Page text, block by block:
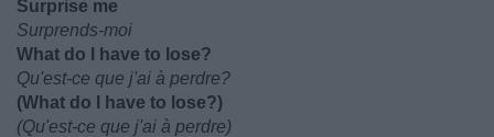
Surprise me
Surprends-moi
What do I have to lose?
Qu'est-ce que j'ai à perdre?
(What do I have to lose?)
(Qu'est-ce que j'ai à perdre)